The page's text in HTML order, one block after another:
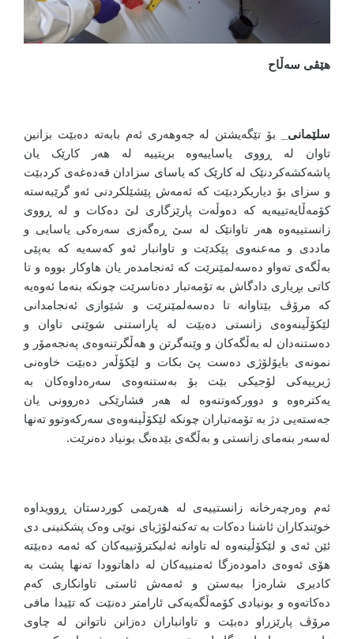
هێڤی سەڵاح
سلێمانی_
بۆ تێگەیشتن لە جەوهەری ئەم بابەتە دەبێت بزانین
تاوان لە ڕووی یاساییەوە بریتییە لە هەر کارێک یان
پاشەکشەکردنێک لە کارێک کە یاسای سزادان قەدەغەی کردبێت
و سزای بۆ دیاریکردبێت کە ئەمەش پێشێلکردنی ئەو گرێبەستە
کۆمەڵایەتییەیە کە دەوڵەت پارێزگاری لێ دەکات و لە ڕووی
زانستییەوە هەر تاوانێک لە سێ ڕەگەزی سەرەکی یاسایی و
ماددی و مەعنەوی پێکدێت و تاوانبار ئەو کەسەیە کە بەپێی
بەڵگەی تەواو دەسەلمێنرێت کە ئەنجامدەر یان هاوکار بووە و تا
کاتی بڕیاری دادگاش بە تۆمەتبار دەناسرێت چونکە بنەما ئەوەیە
کە مرۆڤ بێتاوانە تا دەسەلمێنرێت و شێوازی ئەنجامدانی
لێکۆڵینەوەی زانستی دەبێت لە پاراستنی شوێنی تاوان و
دەستنەدان لە بەڵگەکان و وێنەگرتن و هەڵگرتنەوەی پەنجەمۆر و
نمونەی بایۆلۆژی دەست پێ بکات و لێکۆڵەر دەبێت خاوەنی
ژیرییەکی لۆجیکی بێت بۆ بەستنەوەی سەرەداوەکان بە
یەکترەوە و دوورکەوتنەوە لە هەر فشارێکی دەروونی یان
جەستەیی دژ بە تۆمەتباران چونکە لێکۆڵینەوەی سەرکەوتوو تەنها
لەسەر بنەمای زانستی و بەڵگەی بێدەنگ بونیاد دەنرێت.
ئەم وەرچەرخانە زانستییەی لە هەرێمی کوردستان ڕوویداوە
خوێندکاران ئاشنا دەکات بە تەکنەلۆژیای نوێی وەک پشکنینی دی
ئێن ئەی و لێکۆڵینەوە لە تاوانە ئەلیکترۆنییەکان کە ئەمە دەبێتە
هۆی ئەوەی دامودەزگا ئەمنییەکان لە داهاتوودا تەنها پشت بە
کادیری شارەزا ببەستن و ئەمەش ئاستی تاوانکاری کەم
دەکاتەوە و بونیادی کۆمەڵگەیەکی ئارامتر دەنێت کە تێیدا مافی
مرۆڤ پارێزراو دەبێت و تاوانباران دەزانن ناتوانن لە چاوی